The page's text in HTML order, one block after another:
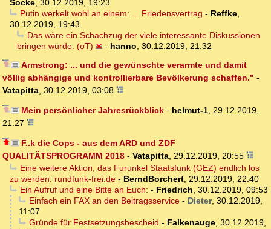
Socke 30.12.2019, 19:23
Putin werkelt wohl an einem: ... Friedensvertrag - Reffke,
30.12.2019, 19:43
Das wäre ein Schachzug der viele interessante Diskussionen
bringen würde. (oT)
- hanno 30.12.2019, 21:32
Armstrong: ... und die gewünschte verarmte und damit
völlig abhängige und kontrollierbare Bevölkerung schaffen." -
Vatapitta 30.12.2019, 03:08
Mein persönlicher Jahresrückblick- helmut-1, 29.12.2019,
21:27
F..k die Cops - aus dem ARD und ZDF
QUALITÄTSPROGRAMM 2018 - Vatapitta 29.12.2019, 20:55
Eine weitere Aktion, das Furunkel Staatsfunk (GEZ) endlich los
zu werden: rundfunk-frei.de - BerndBorchert 29.12.2019, 22:40
Ein Aufruf und eine Bitte an Euch: - Friedrich 30.12.2019, 09:53
Einfach ein FAX an den Beitragsservice- Dieter, 30.12.2019,
11:07
Gründe für Festsetzungsbescheid - Falkenauge, 30.12.2019,